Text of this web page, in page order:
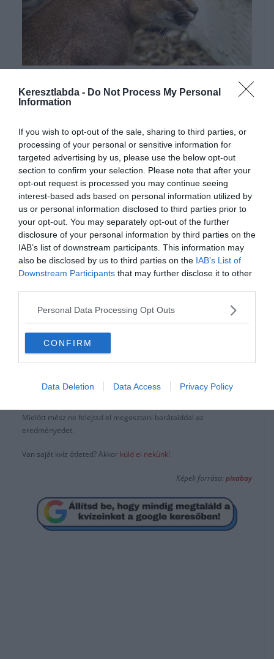
Keresztlabda - Do Not Process My Personal
Information
If you wish to opt-out of the sale, sharing to third parties, or
processing of your personal or sensitive information for
targeted advertising by us, please use the below opt-out
section to confirm your selection. Please note that after your
opt-out request is processed you may continue seeing
interest-based ads based on personal information utilized by
us or personal information disclosed to third parties prior to
your opt-out. You may separately opt-out of the further
disclosure of your personal information by third parties on the
IAB’s list of downstream participants. This information may
also be disclosed by us to third parties on the IAB’s List of
Downstream Participants that may further disclose it to other
Personal Data Processing Opt Outs
CONFIRM
Data Deletion Data Access Privacy Policy
Borneói vörösmacska
Karakál (Sivatagi hiúz)
Homoki macska
Ha érdekelnek további kvízek,
megtalálod őket. Illetve
facebook csoportunkhoz is.
Mielőtt mész ne felejtsd el megosztani barátaiddal az
eredményedet.
Van saját kvíz ötleted? Akkor küld el nekünk!
Képek forrása:pixabay